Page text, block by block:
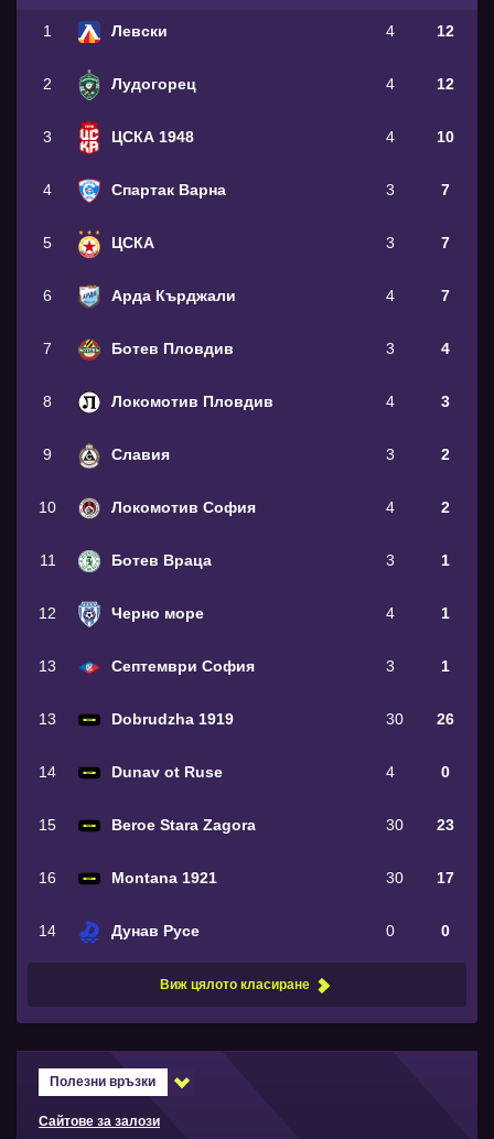
1 Левски 4 12
2 Лудогорец 4 12
3 ЦСКА 1948 4 10
4 Спартак Варна 3 7
5 ЦСКА 3 7
6 Арда Кърджали 4 7
7 Ботев Пловдив 3 4
8 Локомотив Пловдив 4 3
9 Славия 3 2
10 Локомотив София 4 2
11 Ботев Враца 3 1
12 Черно море 4 1
13 Септември София 3 1
13 Dobrudzha 1919 30 26
14 Dunav ot Ruse 4 0
15 Beroe Stara Zagora 30 23
16 Montana 1921 30 17
14 Дунав Русе 0 0
Виж цялото класиране
Полезни връзки
Сайтове за залози